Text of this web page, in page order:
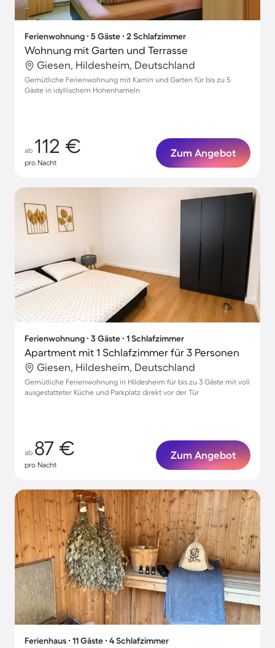
Ferienwohnung ∙ 5 Gäste ∙ 2 Schlafzimmer
Wohnung mit Garten und Terrasse
Giesen, Hildesheim, Deutschland
Gemütliche Ferienwohnung mit Kamin und Garten für bis zu 5
Gäste in idyllischem Hohenhameln
ab 112 €
pro Nacht
Zum Angebot
Ferienwohnung ∙ 3 Gäste ∙ 1 Schlafzimmer
Apartment mit 1 Schlafzimmer für 3 Personen
Giesen, Hildesheim, Deutschland
Gemütliche Ferienwohnung in Hildesheim für bis zu 3 Gäste mit voll
ausgestatteter Küche und Parkplatz direkt vor der Tür
ab 87 €
pro Nacht
Zum Angebot
Ferienhaus ∙ 11 Gäste ∙ 4 Schlafzimmer